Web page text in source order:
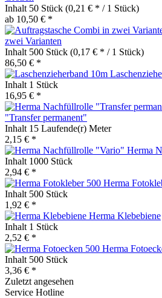
Inhalt 50 Stück (0,21 € * / 1 Stück)
ab 10,50 € *
zwei Varianten
Inhalt 500 Stück (0,17 € * / 1 Stück)
86,50 € *
Inhalt 1 Stück
16,95 € *
"Transfer permanent"
Inhalt 15 Laufende(r) Meter
2,15 € *
Herma
Inhalt 1000 Stück
2,94 € *
Herma
Inhalt 500 Stück
1,92 € *
Herma Klebebiene
Inhalt 1 Stück
2,52 € *
Herma
Inhalt 500 Stück
3,36 € *
Zuletzt angesehen
Service Hotline